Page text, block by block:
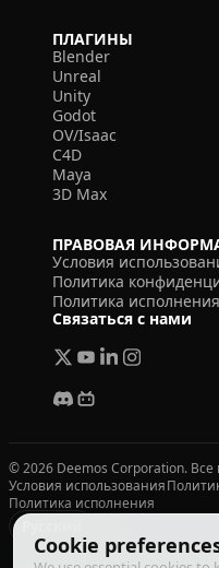
Cookie
ПЛАГИНЫ
Blender
Unreal
Unity
Godot
OV/Isaac
C4D
Maya
3D Max
ПРАВОВАЯ
Условия
Политика
Политика исполнения
Связаться с нами
© 2026 Deemos Corporation.
Условия использования
Политика исполнения